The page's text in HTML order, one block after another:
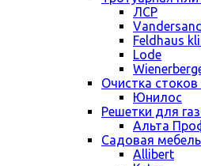
ЛСР
Feldhaus
Lode
Очистка стоков
Юнилос
Решетки для
Альта
Садовая мебель
Allibert